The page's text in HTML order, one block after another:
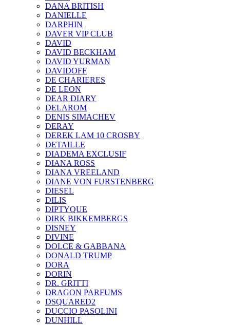
DANA BRITISH
DANIELLE
DARPHIN
DAVER VIP CLUB
DAVID
DAVID BECKHAM
DAVID YURMAN
DAVIDOFF
DE CHARIERES
DE LEON
DEAR DIARY
DELAROM
DENIS SIMACHEV
DERAY
DEREK LAM 10 CROSBY
DETAILLE
DIADEMA EXCLUSIF
DIANA ROSS
DIANA VREELAND
DIANE VON FURSTENBERG
DIESEL
DILIS
DIPTYQUE
DIRK BIKKEMBERGS
DISNEY
DIVINE
DOLCE & GABBANA
DONALD TRUMP
DORA
DORIN
DR. GRITTI
DRAGON PARFUMS
DSQUARED2
DUCCIO PASOLINI
DUNHILL